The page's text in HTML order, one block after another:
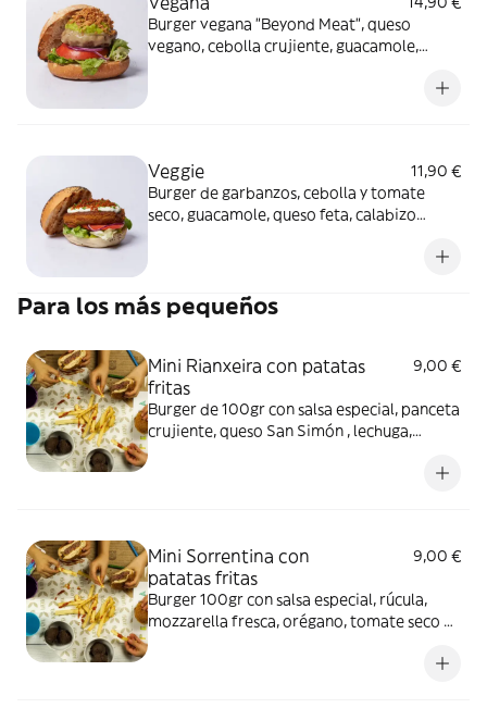
Burger vegana "Beyond Meat", queso
vegano, cebolla crujiente, guacamole,
Veggie
11,90 €
Burger de garbanzos, cebolla y tomate
seco, guacamole, queso feta, calabizo
Para los más pequeños
Mini Rianxeira con patatas
fritas
9,00 €
Burger de 100gr con salsa especial, panceta
crujiente, queso San Simón , lechuga,
finas. Alérgenos: Burger: Contiene huevo,
Mini Sorrentina con
patatas fritas
9,00 €
Burger 100gr con salsa especial, rúcula,
mozzarella fresca, orégano, tomate seco en